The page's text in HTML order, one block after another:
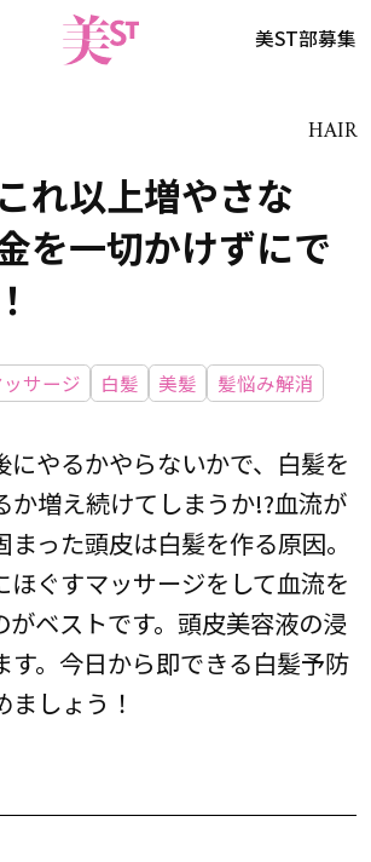
美ST部募集
HAIR
れ以上増やさな
を一切かけずにで
サージ 白髪 美髪 髪悩み解消
にやるかやらないかで、白髪を
か増え続けてしまうか!?血流が
った頭皮は白髪を作る原因。
ほぐすマッサージをして血流を
がベストです。頭皮美容液の浸
す。今日から即できる白髪予防
しょう！